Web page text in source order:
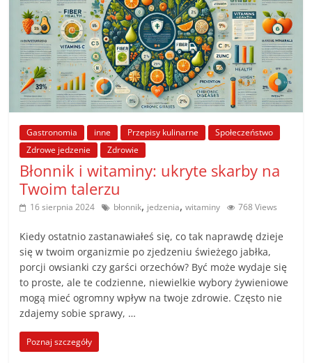
Gastronomia inne Przepisy kulinarne
Społeczeństwo
Zdrowe jedzenie
Zdrowie
Błonnik i witaminy: ukryte skarby na
Twoim talerzu
16 sierpnia 2024 błonnik, jedzenia,witaminy 768 Views
Kiedy ostatnio zastanawiałeś się, co tak naprawdę dzieje
się w twoim organizmie po zjedzeniu świeżego jabłka,
porcji owsianki czy garści orzechów? Być może wydaje się
to proste, ale te codzienne, niewielkie wybory żywieniowe
mogą mieć ogromny wpływ na twoje zdrowie. Często nie
zdajemy sobie sprawy, …
Poznaj szczegóły